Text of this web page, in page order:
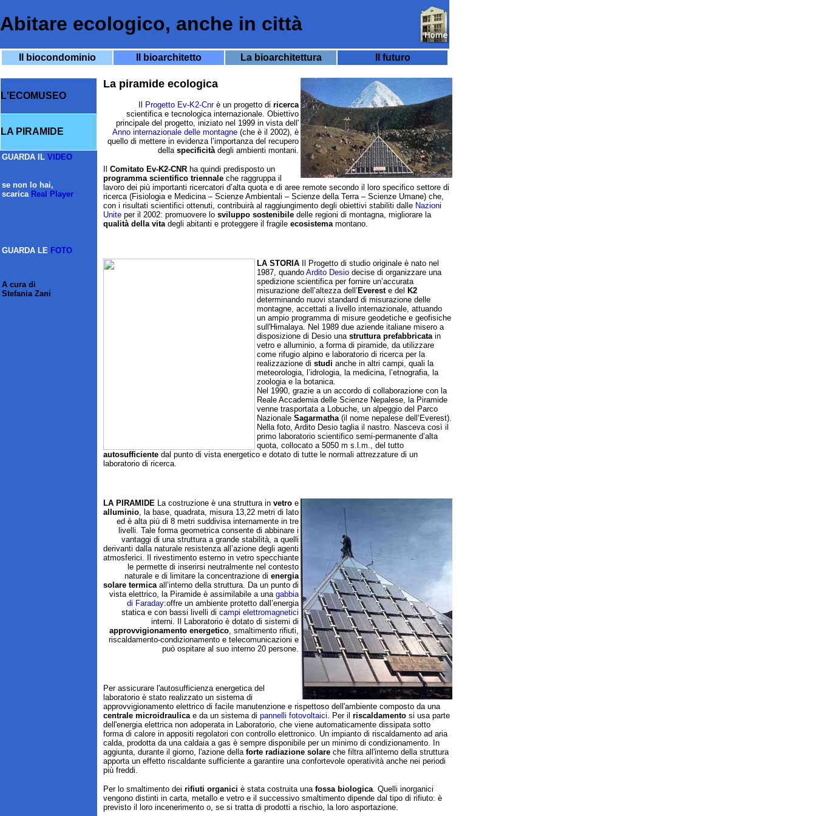
Abitare ecologico, anche in città
Il biocondominio Il bioarchitetto La bioarchitettura Il futuro
L'ECOMUSEO
LA PIRAMIDE
GUARDA IL VIDEO
se non lo hai,
scarica Real Player
GUARDA LE FOTO
A cura di
Stefania Zani
La piramide ecologica
Progetto Ev-K2-Cnrè un progetto di ricerca
scientifica e tecnologica internazionale. Obiettivo
principale del progetto, iniziato nel 1999 in vista dell'
Anno internazionale delle montagne (che è il 2002), è
quello di mettere in evidenza l’importanza del recupero
della specificitàdegli ambienti montani.
Comitato Ev-K2-CNR ha quindi predisposto un
programma scientifico triennale che raggruppa il
lavoro dei più importanti ricercatori d’alta quota e di aree remote secondo il loro specifico settore di
ricerca (Fisiologia e Medicina – Scienze Ambientali – Scienze della Terra – Scienze Umane) che,
con i risultati scientifici ottenuti, contribuirà al raggiungimento degli obiettivi stabiliti dalle Nazioni
Unite per il 2002: promuovere lo sviluppo sostenibile delle regioni di montagna, migliorare la
qualità della vitadegli abitanti e proteggere il fragile ecosistemamontano.
LA STORIA Il Progetto di studio originale è nato nel
1987, quando Ardito Desio decise di organizzare una
spedizione scientifica per fornire un’accurata
misurazione dell’altezza dell’ Evereste del K2
determinando nuovi standard di misurazione delle
montagne, accettati a livello internazionale, attuando
un ampio programma di misure geodetiche e geofisiche
sull'Himalaya. Nel 1989 due aziende italiane misero a
disposizione di Desio una struttura prefabbricatain
vetro e alluminio, a forma di piramide, da utilizzare
come rifugio alpino e laboratorio di ricerca per la
realizzazione di studi anche in altri campi, quali la
meteorologia, l’idrologia, la medicina, l’etnografia, la
zoologia e la botanica.
Nel 1990, grazie a un accordo di collaborazione con la
Reale Accademia delle Scienze Nepalese, la Piramide
venne trasportata a Lobuche, un alpeggio del Parco
Nazionale Sagarmatha(il nome nepalese dell’Everest).
Nella foto, Ardito Desio taglia il nastro. Nasceva così il
primo laboratorio scientifico semi-permanente d’alta
quota, collocato a 5050 m s.l.m., del tutto
autosufficiente dal punto di vista energetico e dotato di tutte le normali attrezzature di un
laboratorio di ricerca.
LA PIRAMIDE La costruzione è una struttura in vetro e
alluminio, la base, quadrata, misura 13,22 metri di lato
ed è alta più di 8 metri suddivisa internamente in tre
livelli. Tale forma geometrica consente di abbinare i
vantaggi di una struttura a grande stabilità, a quelli
derivanti dalla naturale resistenza all’azione degli agenti
atmosferici. Il rivestimento esterno in vetro specchiante
le permette di inserirsi neutralmente nel contesto
naturale e di limitare la concentrazione di energia
solare termicaall’interno della struttura. Da un punto di
vista elettrico, la Piramide è assimilabile a una gabbia
di Faraday:offre un ambiente protetto dall’energia
statica e con bassi livelli di campi elettromagnetici
interni. Il Laboratorio è dotato di sistemi di
approvvigionamento energetico, smaltimento rifiuti,
riscaldamento-condizionamento e telecomunicazioni e
può ospitare al suo interno 20 persone.
Per assicurare l'autosufficienza energetica del
laboratorio è stato realizzato un sistema di
approvvigionamento elettrico di facile manutenzione e rispettoso dell'ambiente composto da una
centrale microidraulicae da un sistema di pannelli fotovoltaici. Per il riscaldamento si usa parte
dell'energia elettrica non adoperata in Laboratorio, che viene automaticamente dissipata sotto
forma di calore in appositi regolatori con controllo elettronico. Un impianto di riscaldamento ad aria
calda, prodotta da una caldaia a gas è sempre disponibile per un minimo di condizionamento. In
aggiunta, durante il giorno, l'azione della forte radiazione solare che filtra all'interno della struttura
apporta un effetto riscaldante sufficiente a garantire una confortevole operatività anche nei periodi
più freddi.
Per lo smaltimento dei rifiuti organici è stata costruita una fossa biologica. Quelli inorganici
vengono distinti in carta, metallo e vetro e il successivo smaltimento dipende dal tipo di rifiuto: è
previsto il loro incenerimento o, se si tratta di prodotti a rischio, la loro asportazione.